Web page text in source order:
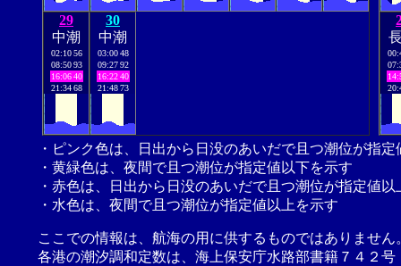
29
中潮
02:10 56
08:50 93
16:06 40
21:34 68
30
中潮
03:00 48
09:27 92
16:22 40
21:48 73
・ピンク色は、日出から日没のあいだで且つ潮位が指
・黄緑色は、夜間で且つ潮位が指定値以下を示す
・赤色は、日出から日没のあいだで且つ潮位が指定値以
・水色は、夜間で且つ潮位が指定値以上を示す
ここでの情報は、航海の用に供するものではありませ
各港の潮汐調和定数は、海上保安庁水路部書籍７４２